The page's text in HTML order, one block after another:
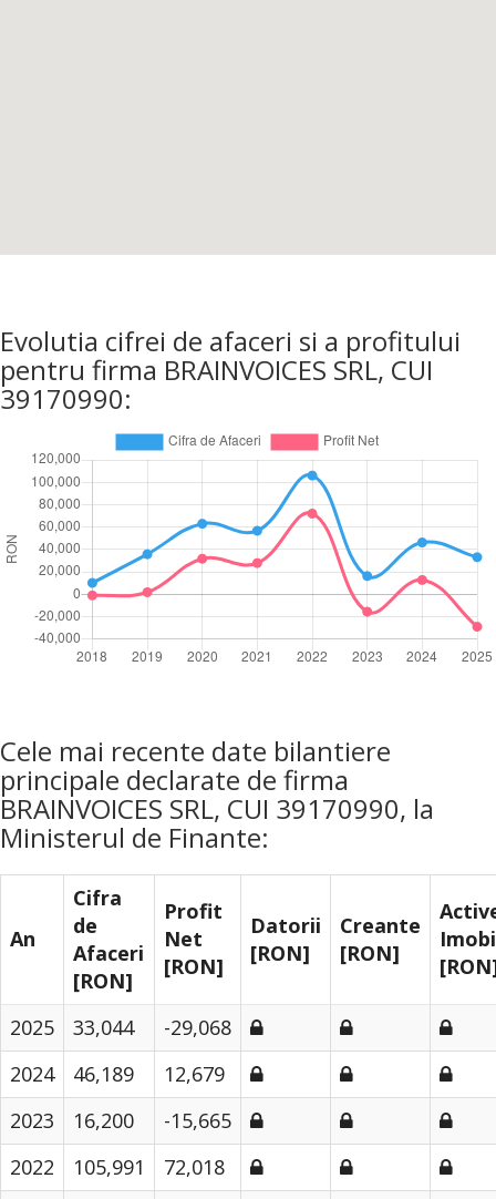
Evolutia cifrei de afaceri si a profitului
pentru firma BRAINVOICES SRL, CUI
39170990:
Cele mai recente date bilantiere
principale declarate de firma
BRAINVOICES SRL, CUI 39170990, la
Ministerul de Finante:
An
Cifra
de
Afaceri
[RON]
Profit
Net
[RON]
Datorii
[RON]
Creante
[RON]
2025 33,044
-29,068
2024
46,189
12,679
2023
16,200
-15,665
2022
105,991
72,018